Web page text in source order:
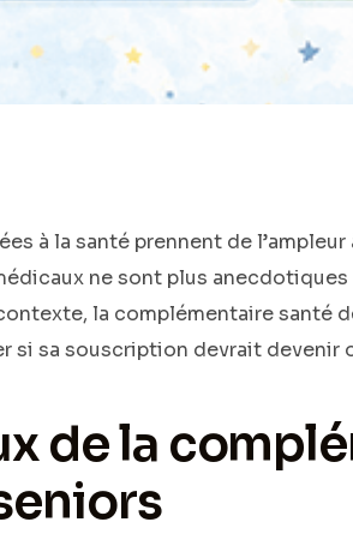
à la santé prennent de l’ampleur
ne sont plus
la complémentaire santé
si sa souscription devrait devenir
de la